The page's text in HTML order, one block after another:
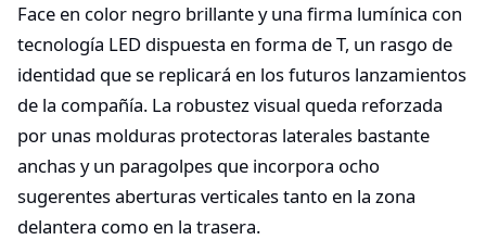
Face en color negro brillante y una firma lumínica con
tecnología LED dispuesta en forma de T, un rasgo de
identidad que se replicará en los futuros lanzamientos
de la compañía. La robustez visual queda reforzada
por unas molduras protectoras laterales bastante
anchas y un paragolpes que incorpora ocho
sugerentes aberturas verticales tanto en la zona
delantera como en la trasera.